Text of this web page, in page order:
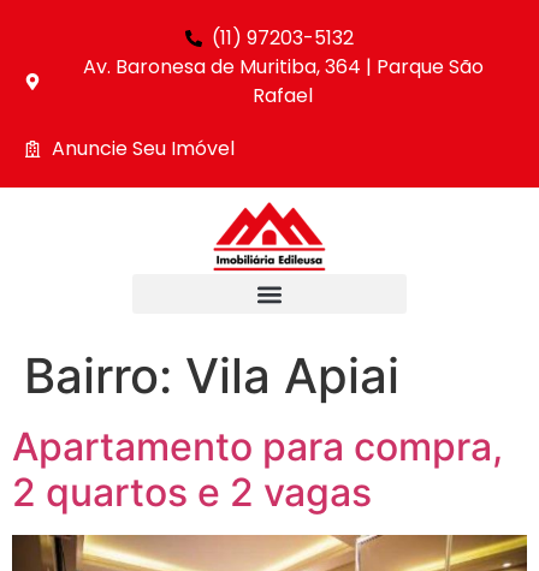
(11) 97203-5132
Av. Baronesa de Muritiba, 364 | Parque São
Rafael
Anuncie Seu Imóvel
Bairro: Vila Apiai
Apartamento para compra,
2 quartos e 2 vagas